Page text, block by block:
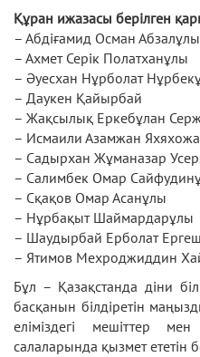
Құран ижазасы берілген
– Абдіғамид Осман Абзалұлы
– Ахмет Серік Полатханұлы
– Әуесхан Нұрболат
– Даукен Қайырбай
– Жақсылық Еркебұлан
– Исмаили Азамжан
– Садырхан Жұманазар
– Салимбек Омар
– Сқақов Омар Асанұлы
– Нұрбақыт Шаймардарұлы
– Шаудырбай Ерболат
– Ятимов Мехроджиддин
Бұл – Қазақстанда діни
басқанын білдіретін
еліміздегі мешіттер
салаларында қызмет ететін